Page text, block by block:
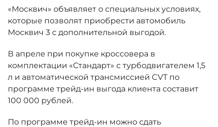
Яркий динамичный седан
от 2 237 000 ₽*
Москвич 3 с ручным
управлением (РУ)
Кроссовер, создающий равные
Кредитные программы
Спецпредложения
Калькулятор трейд-ин
Моторное масло
СЕРВИСНЫЕ АКЦИИ
АКСЕССУАРЫ
КОНТАКТЫ
«Москвич» объявляет о специальных условиях,
которые позволят приобрести автомобиль
Москвич 3 с дополнительной выгодой.
В апреле при покупке кроссовера в
комплектации «Стандарт» с турбодвигателем 1,5
л и автоматической трансмиссией CVT по
программе трейд-ин выгода клиента составит
100 000 рублей.
По программе трейд-ин можно сдать